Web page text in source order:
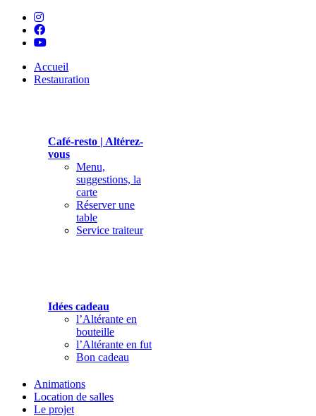
Accueil
Restauration
Café-resto | Altérez-
vous
Menu,
suggestions, la
carte
Réserver une
table
Service traiteur
Idées cadeau
l’Altérante en
bouteille
l’Altérante en fut
Bon cadeau
Animations
Location de salles
Le projet